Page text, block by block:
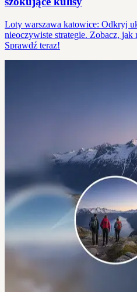
Loty warszawa katowice: Odkryj
nieoczywiste strategie. Zobacz, jak
Sprawdź teraz!